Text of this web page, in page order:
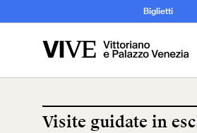
Biglietti
Visite guidate in